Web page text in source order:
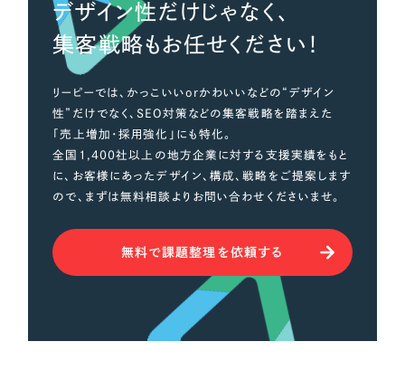
デザイン性だけじゃなく、
集客戦略もお任せください！
リーピーでは、かっこいいorかわいいなどの“デザイン
性”だけでなく、SEO対策などの集客戦略を踏まえた
「売上増加・採用強化」にも特化。
全国1,400社以上の地方企業に対する支援実績をもと
に、お客様にあったデザイン、構成、戦略をご提案します
ので、まずは無料相談よりお問い合わせくださいませ。
無料で課題整理を依頼する